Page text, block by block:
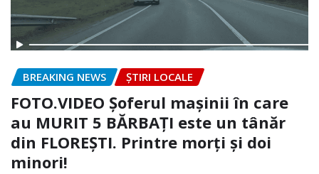
BREAKING NEWS ȘTIRI LOCALE
FOTO.VIDEO Șoferul mașinii în care
au MURIT 5 BĂRBAȚI este un tânăr
din FLOREȘTI. Printre morți și doi
minori!